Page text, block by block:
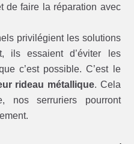
de faire la réparation avec
privilégient les solutions
ils essaient d’éviter les
c’est possible. C’est le
rideau métallique. Cela
nos serruriers pourront